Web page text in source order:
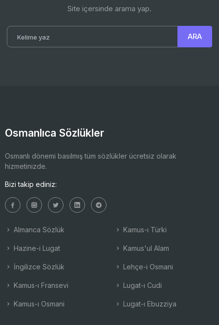
Site içersinde arama yap.
Osmanlıca Sözlükler
Osmanlı dönemi basılmış tüm sözlükler ücretsiz olarak
hizmetinizde.
Bizi takip ediniz:
Almanca Sözlük
Hazine-i Lugat
İngilizce Sözlük
Kamus-ı Fransevi
Kamus-ı Osmani
Kamus-ı Türki
Kamus'ul Alam
Lehçe-i Osmani
Lugat-ı Cudi
Lugat-ı Ebuzziya